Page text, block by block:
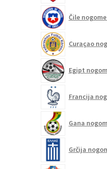
Čile
Curaçao
Egipt
Francija
Gana
Grčija